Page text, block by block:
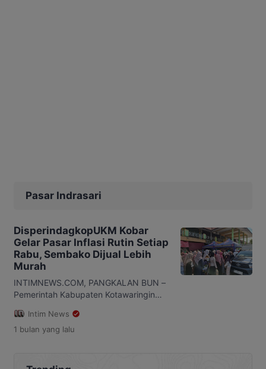
Pasar Indrasari
DisperindagkopUKM Kobar
Gelar Pasar Inflasi Rutin Setiap
Rabu, Sembako Dijual Lebih
Murah
INTIMNEWS.COM, PANGKALAN BUN –
Pemerintah Kabupaten Kotawaringin
pengendalian inflasi daerah. Salah satu
langkah yang dilakukan yakni
untuk menyediakan kebutuhan pokok
Intim News
1 bulan yang lalu